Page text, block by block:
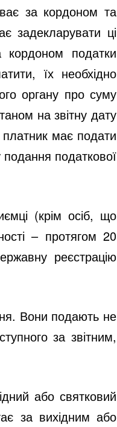
за кордоном та
задекларувати ці
податки
їх необхідно
органу про суму
на звітну дату
платник має подати
податкової
(крім осіб, що
– протягом 20
реєстрацію
Вони подають не
за звітним,
або святковий
за вихідним або